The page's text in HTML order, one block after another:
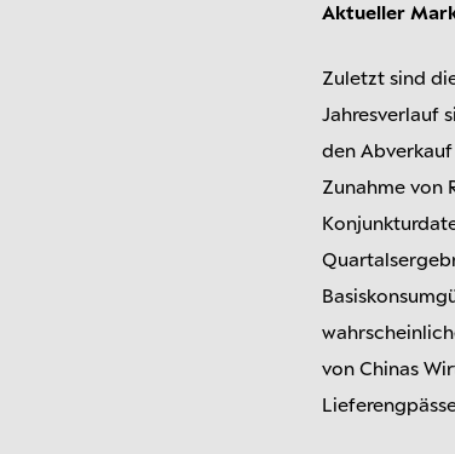
Aktueller
Zuletzt sind
Jahresverlauf
den
Zunahme von
von Chinas